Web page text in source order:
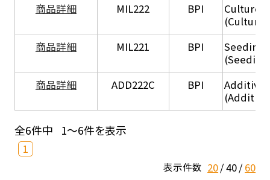
商品詳細
MIL222 BPI
Culture
(Culture
商品詳細
MIL221 BPI
Seeding
商品詳細
ADD222C BPI
全6件中 1～6件を表示
1
表示件数 20 40 60